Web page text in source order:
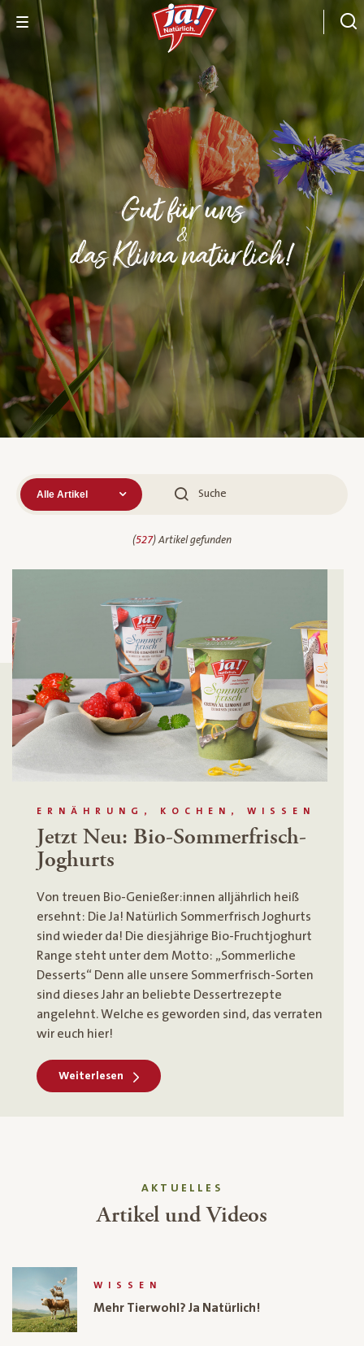
Gut für uns
&
das Klima natürlich!
Suche
(527) Artikel gefunden
ERNÄHRUNG, KOCHEN, WISSEN
Jetzt Neu: Bio-Sommerfrisch-
Joghurts
Von treuen Bio-Genießer:innen alljährlich heiß
ersehnt: Die Ja! Natürlich Sommerfrisch Joghurts
sind wieder da! Die diesjährige Bio-Fruchtjoghurt
Range steht unter dem Motto: „Sommerliche
Desserts“ Denn alle unsere Sommerfrisch-Sorten
sind dieses Jahr an beliebte Dessertrezepte
angelehnt. Welche es geworden sind, das verraten
wir euch hier!
Weiterlesen
AKTUELLES
Artikel und Videos
WISSEN
Mehr Tierwohl? Ja Natürlich!